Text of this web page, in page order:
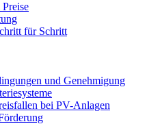
für Schritt
und Genehmigung
bei PV-Anlagen